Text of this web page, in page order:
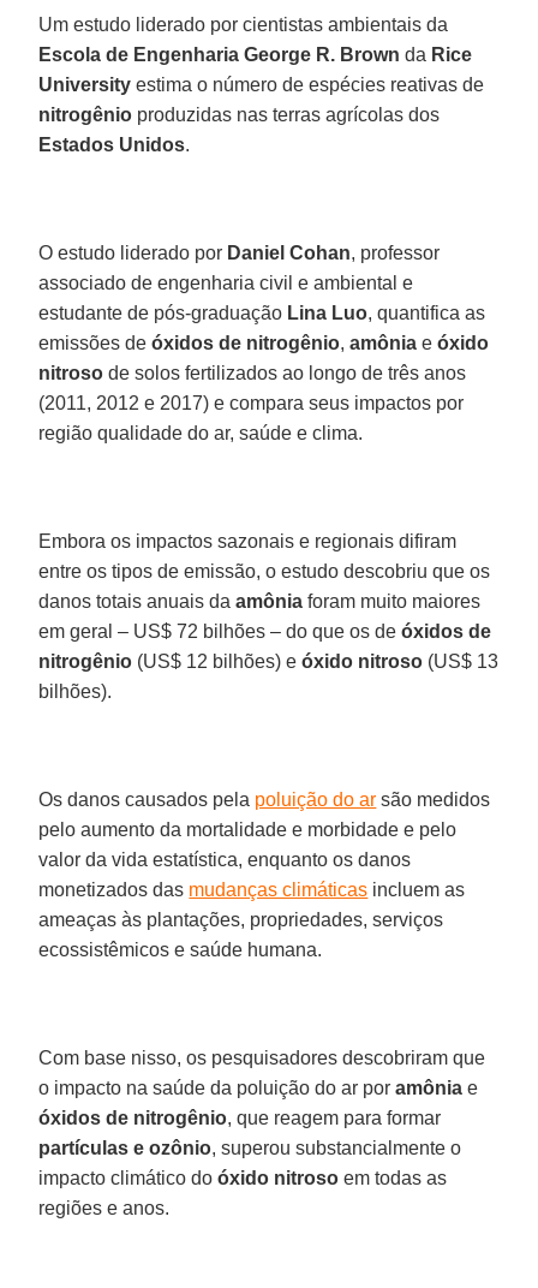
Um estudo liderado por cientistas ambientais da
Escola de Engenharia George R. Brown da Rice
University estima o número de espécies reativas de
nitrogênio produzidas nas terras agrícolas dos
Estados Unidos.
O estudo liderado por Daniel Cohan, professor
associado de engenharia civil e ambiental e
estudante de pós-graduação Lina Luo, quantifica as
emissões deóxidos de nitrogênio,amônia eóxido
nitroso de solos fertilizados ao longo de três anos
(2011, 2012 e 2017) e compara seus impactos por
região qualidade do ar, saúde e clima.
Embora os impactos sazonais e regionais difiram
entre os tipos de emissão, o estudo descobriu que os
danos totais anuais daamônia foram muito maiores
em geral – US$ 72 bilhões – do que os deóxidos de
nitrogênio (US$ 12 bilhões) eóxido nitroso (US$ 13
bilhões).
Os danos causados pela poluição do ar são medidos
pelo aumento da mortalidade e morbidade e pelo
valor da vida estatística, enquanto os danos
monetizados das mudanças climáticas incluem as
ameaças às plantações, propriedades, serviços
ecossistêmicos e saúde humana.
Com base nisso, os pesquisadores descobriram que
o impacto na saúde da poluição do ar poramônia e
óxidos de nitrogênio, que reagem para formar
partículas e ozônio, superou substancialmente o
impacto climático doóxido nitroso em todas as
regiões e anos.